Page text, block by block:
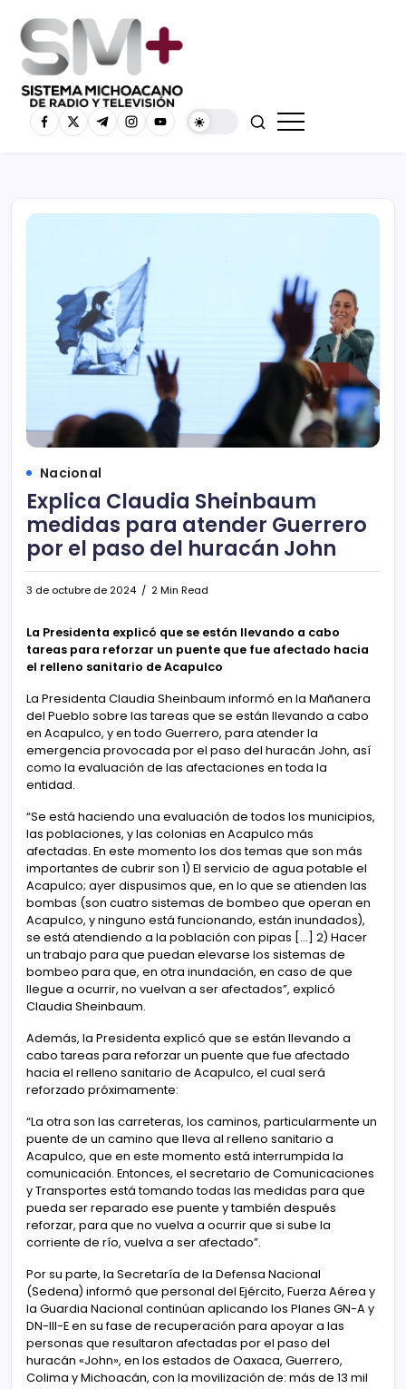
Nacional
Explica Claudia Sheinbaum
medidas para atender Guerrero
por el paso del huracán John
3 de octubre de 2024 2 Min Read
La Presidenta explicó que se están llevando a cabo
tareas para reforzar un puente que fue afectado hacia
el relleno sanitario de Acapulco
La Presidenta Claudia Sheinbaum informó en la Mañanera
del Pueblo sobre las tareas que se están llevando a cabo
en Acapulco, y en todo Guerrero, para atender la
emergencia provocada por el paso del huracán John, así
como la evaluación de las afectaciones en toda la
entidad.
“Se está haciendo una evaluación de todos los municipios,
las poblaciones, y las colonias en Acapulco más
afectadas. En este momento los dos temas que son más
importantes de cubrir son 1) El servicio de agua potable el
Acapulco; ayer dispusimos que, en lo que se atienden las
bombas (son cuatro sistemas de bombeo que operan en
Acapulco, y ninguno está funcionando, están inundados),
se está atendiendo a la población con pipas […] 2) Hacer
un trabajo para que puedan elevarse los sistemas de
bombeo para que, en otra inundación, en caso de que
llegue a ocurrir, no vuelvan a ser afectados”, explicó
Claudia Sheinbaum.
Además, la Presidenta explicó que se están llevando a
cabo tareas para reforzar un puente que fue afectado
hacia el relleno sanitario de Acapulco, el cual será
reforzado próximamente:
“La otra son las carreteras, los caminos, particularmente un
puente de un camino que lleva al relleno sanitario a
Acapulco, que en este momento está interrumpida la
comunicación. Entonces, el secretario de Comunicaciones
y Transportes está tomando todas las medidas para que
pueda ser reparado ese puente y también después
reforzar, para que no vuelva a ocurrir que si sube la
corriente de río, vuelva a ser afectado”.
Por su parte, la Secretaría de la Defensa Nacional
(Sedena) informó que personal del Ejército, Fuerza Aérea y
la Guardia Nacional continúan aplicando los Planes GN-A y
DN-III-E en su fase de recuperación para apoyar a las
personas que resultaron afectadas por el paso del
huracán «John», en los estados de Oaxaca, Guerrero,
Colima y Michoacán, con la movilización de: más de 13 mil